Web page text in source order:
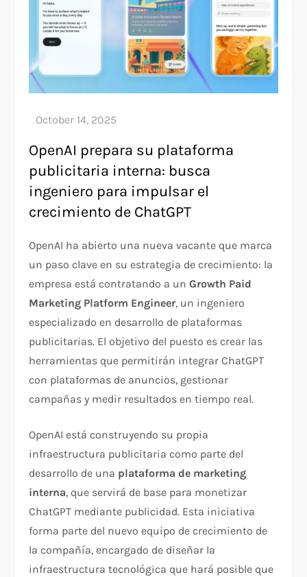
OpenAI prepara su plataforma
publicitaria interna: busca
ingeniero para impulsar el
crecimiento de ChatGPT
OpenAI ha abierto una nueva vacante que marca
un paso clave en su estrategia de crecimiento: la
empresa está contratando a unGrowth Paid
Marketing Platform Engineer, un ingeniero
especializado en desarrollo de plataformas
publicitarias. El objetivo del puesto es crear las
herramientas que permitirán integrar ChatGPT
con plataformas de anuncios, gestionar
campañas y medir resultados en tiempo real.
OpenAI está construyendo su propia
infraestructura publicitaria como parte del
desarrollo de una plataforma de marketing
interna, que servirá de base para monetizar
ChatGPT mediante publicidad. Esta iniciativa
forma parte del nuevo equipo de crecimiento de
la compañía, encargado de diseñar la
infraestructura tecnológica que hará posible que